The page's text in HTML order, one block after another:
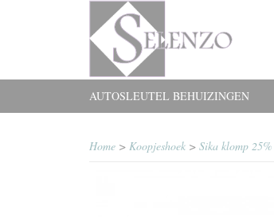
AUTOSLEUTEL BEHUIZINGEN
Home > Koopjeshoek > Sika klomp